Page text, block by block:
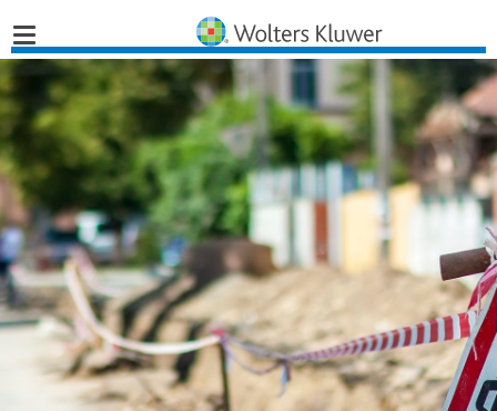
Nieuws
Opinies
Infographics
Producten